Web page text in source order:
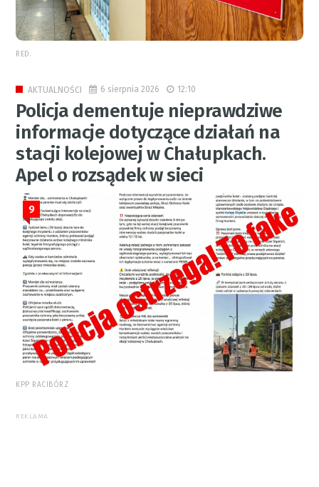
RED.
AKTUALNOŚCI 6 sierpnia 2026 12:10
Policja dementuje nieprawdziwe
informacje dotyczące działań na
stacji kolejowej w Chałupkach.
Apel o rozsądek w sieci
9
KPP RACIBÓRZ
REKLAMA